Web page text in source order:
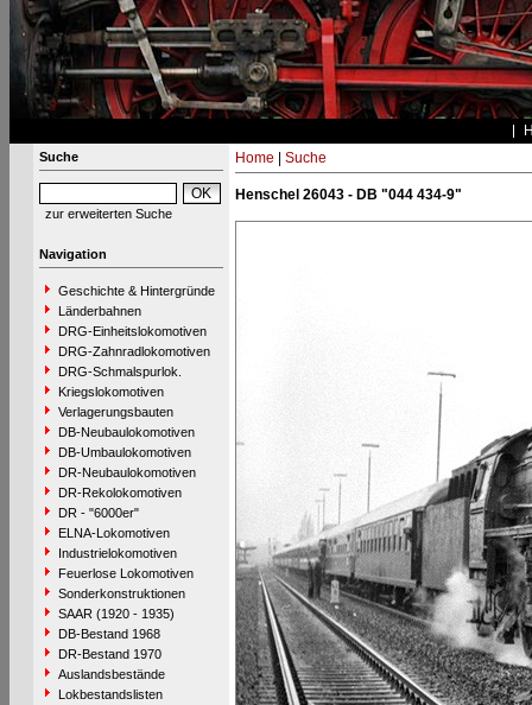
Suche
zur erweiterten Suche
Navigation
Geschichte & Hintergründe
Länderbahnen
DRG-Einheitslokomotiven
DRG-Zahnradlokomotiven
DRG-Schmalspurlok.
Kriegslokomotiven
Verlagerungsbauten
DB-Neubaulokomotiven
DB-Umbaulokomotiven
DR-Neubaulokomotiven
DR-Rekolokomotiven
DR - "6000er"
ELNA-Lokomotiven
Industrielokomotiven
Feuerlose Lokomotiven
Sonderkonstruktionen
SAAR (1920 - 1935)
DB-Bestand 1968
DR-Bestand 1970
Auslandsbestände
Lokbestandslisten
Home Suche
Henschel 26043 - DB "044 434-9"